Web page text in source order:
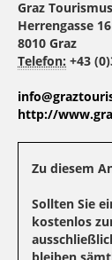
Graz
Herrengasse 16
8010 Graz
Telefon: +43
http://
Zu diesem
Sollten Sie
kostenlos